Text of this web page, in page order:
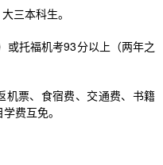
三本科生。
或托福机考93分以上（两年之
机票、食宿费、交通费、书籍
费互免。